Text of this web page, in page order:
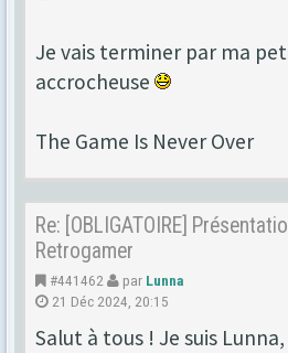
Je vais terminer par ma
accrocheuse
The Game Is Never Over
Re: [OBLIGATOIRE]
Retrogamer
#441462 par Lunna
21 Déc 2024, 20:15
Salut à tous ! Je suis